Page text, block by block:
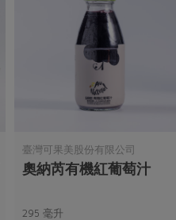
臺灣可果美股份有限公司
奧納芮有機紅葡萄汁
295 毫升